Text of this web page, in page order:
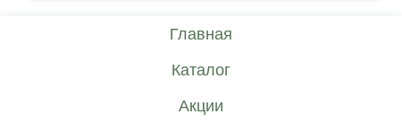
Главная
Каталог
Акции